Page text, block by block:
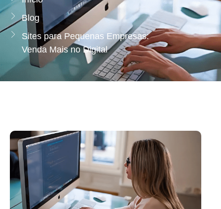
Blog
Sites para Pequenas Empresas:
Venda Mais no Digital